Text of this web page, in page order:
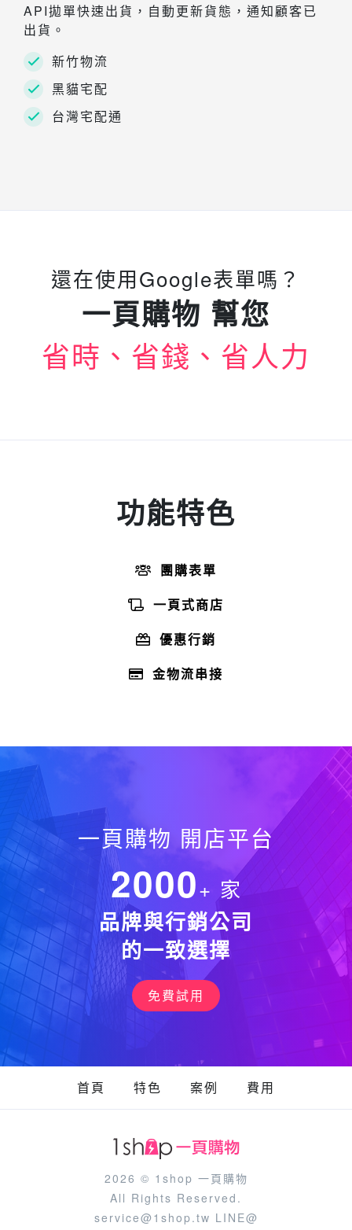
API拋單快速出貨，自動更新貨態，通知顧客已
出貨。
新竹物流
黑貓宅配
台灣宅配通
還在使用Google表單嗎？
一頁購物 幫您
省時、省錢、省人力
功能特色
團購表單
一頁式商店
優惠行銷
金物流串接
一頁購物 開店平台
2000+ 家
品牌與行銷公司
的一致選擇
免費試用
首頁 特色 案例 費用
2026 © 1shop 一頁購物
All Rights Reserved.
service@1shop.tw LINE@